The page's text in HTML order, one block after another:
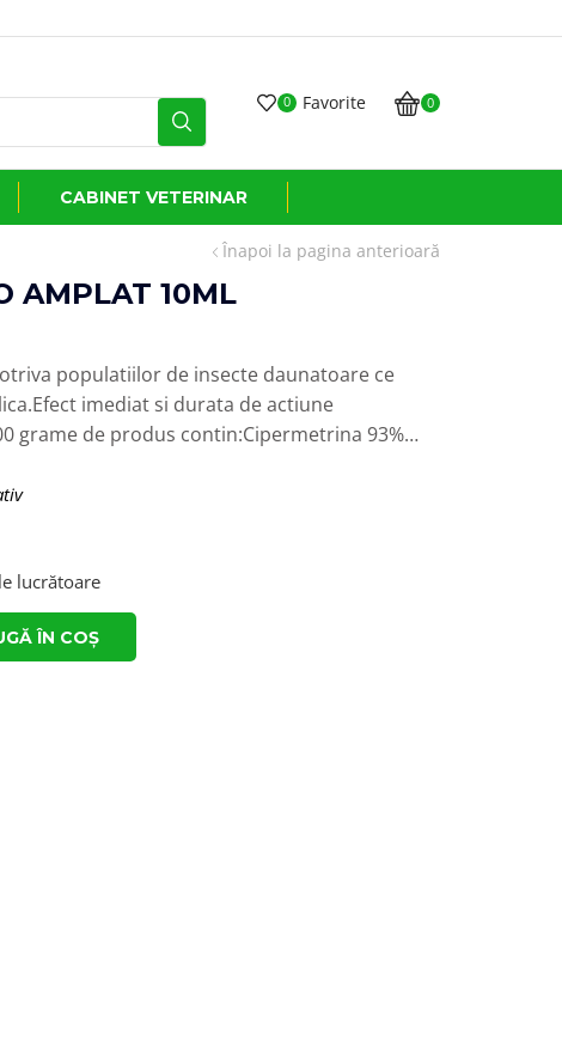
0 Favorite 0
CABINET VETERINAR
Înapoi la pagina anterioară
AMPLAT 10ML
populatiilor de insecte daunatoare ce
imediat si durata de actiune
grame de produs contin:Cipermetrina 93%…
lucrătoare
ÎN COȘ